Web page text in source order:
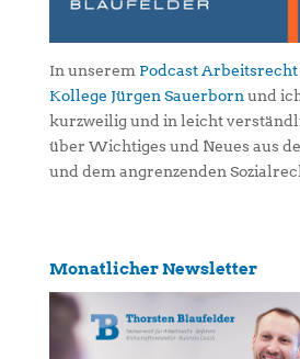
In unserem Podcast Arbeitsrecht
Kollege Jürgen Sauerbornund
kurzweilig und in leicht
über Wichtiges und Neues aus
und dem angrenzenden
Monatlicher Newsletter